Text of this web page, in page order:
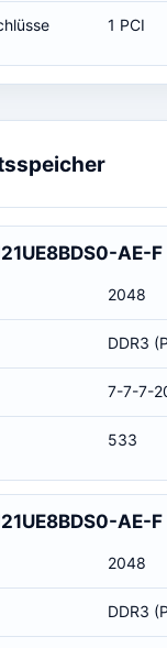
1 PCI
AE-F
2048
DDR3
533
AE-F
2048
DDR3